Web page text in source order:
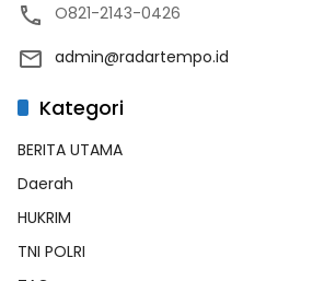
O821-2143-0426
admin@radartempo.id
Kategori
BERITA UTAMA
Daerah
HUKRIM
TNI POLRI